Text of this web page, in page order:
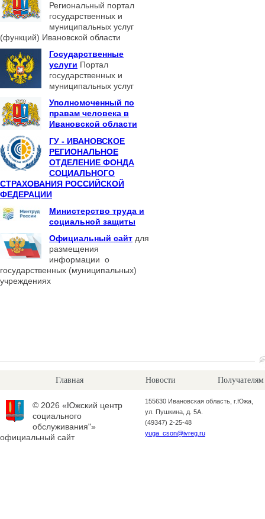
Региональный портал
государственных и
муниципальных услуг
(функций) Ивановской области
Государственные
услуги Портал
государственных и
муниципальных услуг
Уполномоченный по
правам человека в
Ивановской области
ГУ - ИВАНОВСКОЕ
РЕГИОНАЛЬНОЕ
ОТДЕЛЕНИЕ ФОНДА
СОЦИАЛЬНОГО
СТРАХОВАНИЯ РОССИЙСКОЙ
ФЕДЕРАЦИИ
Министерство труда и
социальной защиты
Официальный сайт для
размещения
информации о
государственных (муниципальных)
учреждениях
Главная Новости Получателям
© 2026 «Южский центр
социального
обслуживания"»
официальный сайт
155630 Ивановская область, г.Южа,
ул. Пушкина, д. 5А.
(49347) 2-25-48
yuga_cson@ivreg.ru